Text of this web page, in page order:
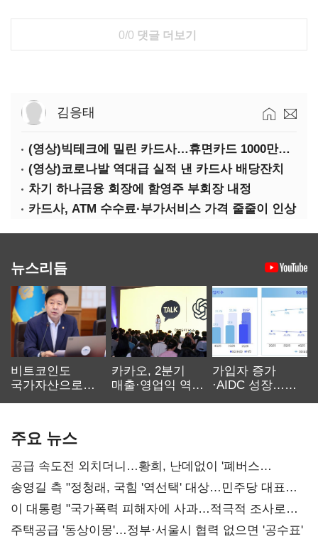
0/0 댓글 더보기
김응태
(영상)빅테크에 밀린 카드사…휴면카드 1000만장 육박
(영상)코로나발 역대급 실적 낸 카드사 배당잔치
차기 하나금융 회장에 함영주 부회장 내정
카드사, ATM 수수료·부가서비스 가격 줄줄이 인상
뉴스리듬
비트코인도
국가자산으로…'
카카오, 2분기
매출·영업익 역대
가입자 증가
·AIDC 성장…
주요 뉴스
공급 속도전 외치더니…황희, 난데없이 '폐버스
리모델링' 제안
송영길 측 "정청래, 국힘 '역선택' 대상…민주당 대표로
총선 지휘 못해"
이 대통령 "국가폭력 피해자에 사과…적극적 조사로
진실 밝혀야"
주택공급 '동상이몽'…정부·서울시 협력 없으면 '공수표'